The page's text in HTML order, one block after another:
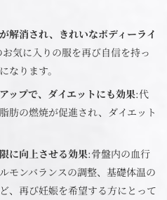
解消され、きれいなボディーライ
気に入りの服を再び自信を持っ
なります。
ップで、ダイエットにも効果:代
肪の燃焼が促進され、ダイエット
に向上させる効果:骨盤内の血行
モンバランスの調整、基礎体温の
、再び妊娠を希望する方にとって